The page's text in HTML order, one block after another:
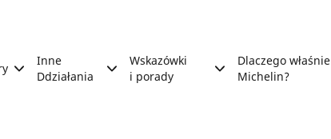
Inne
Ddziałania
Wskazówki
i porady
Dlaczego właśnie
Michelin?